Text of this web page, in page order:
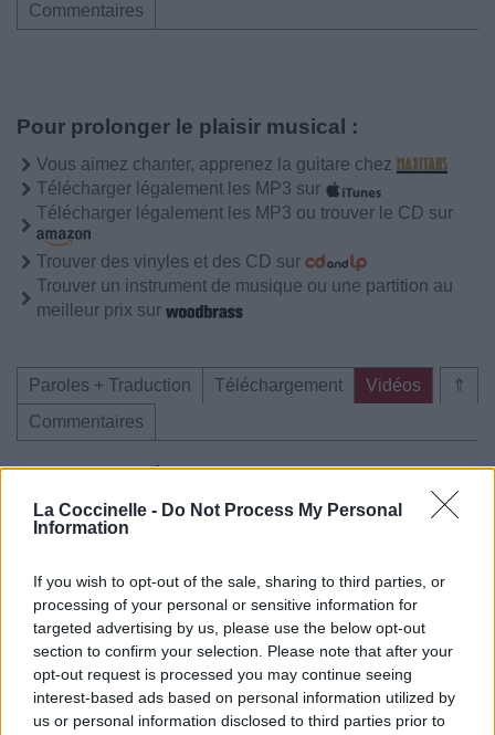
La Coccinelle - Do Not Process My Personal
Information
If you wish to opt-out of the sale, sharing to third parties, or
processing of your personal or sensitive information for
targeted advertising by us, please use the below opt-out
section to confirm your selection. Please note that after your
opt-out request is processed you may continue seeing
interest-based ads based on personal information utilized by
us or personal information disclosed to third parties prior to
Commentaires
Pour prolonger le plaisir musical :
Vous aimez chanter, apprenez la guitare chez
Télécharger légalement les MP3 sur
Télécharger légalement les MP3 ou trouver le CD sur
Trouver des vinyles et des CD sur
Trouver un instrument de musique ou une partition au
meilleur prix sur
⇑
Paroles + Traduction Téléchargement
Vidéos
Commentaires
Voir la vidéo de «Baby Please
Don't Go »
Concert/Live Chanson sans vidéo Concert/Live